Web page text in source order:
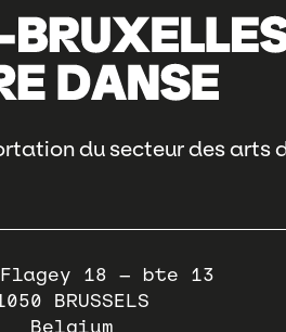
du secteur des arts
18 – bte 13
BRUSSELS
Belgium